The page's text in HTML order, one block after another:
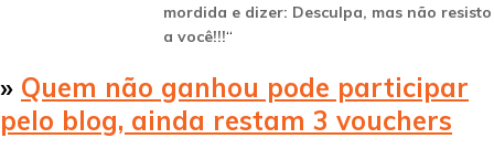
mordida e dizer: Desculpa, mas não resisto
a você!!!“
» Quem não ganhou pode participar
pelo blog, ainda restam 3 vouchers